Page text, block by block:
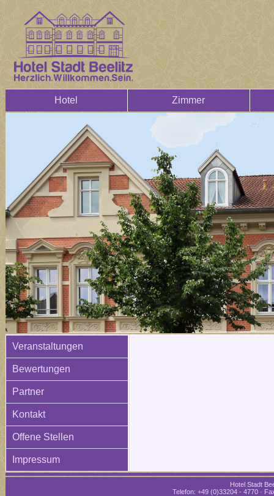
Hotel Zimmer
Veranstaltungen
Bewertungen
Partner
Kontakt
Offene Stellen
Impressum
Hotel Stadt
Telefon: +49 (0)33204 - 4770 ·